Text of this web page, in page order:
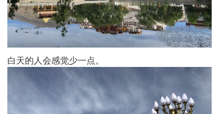
白天的人会感觉少一点。